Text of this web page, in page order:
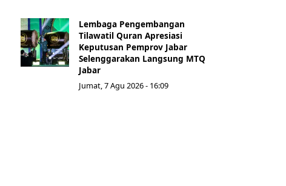
Lembaga Pengembangan
Tilawatil Quran Apresiasi
Keputusan Pemprov Jabar
Selenggarakan Langsung MTQ
Jabar
Jumat, 7 Agu 2026 - 16:09